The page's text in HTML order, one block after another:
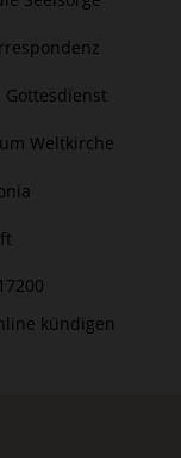
Gottesdienst
Weltkirche
kündigen